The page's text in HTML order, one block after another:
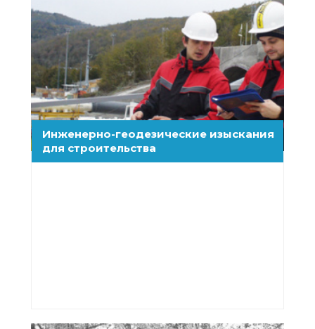
Инженерно-геодезические изыскания
для строительства